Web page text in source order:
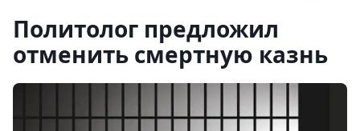
Политолог предложил
отменить смертную казнь